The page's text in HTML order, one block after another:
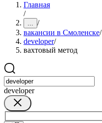
Главная
/
... /
вакансии в Смоленске/
developer/
вахтовый метод
developer